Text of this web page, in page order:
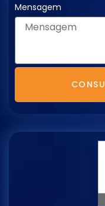
Mensagem